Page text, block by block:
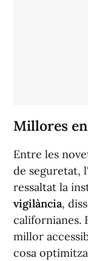
Millores
Entre les
de seguretat,
ressaltat la
vigilància,
californianes.
millor
cosa